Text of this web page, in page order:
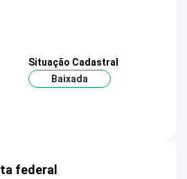
Situação Cadastral
Baixada
federal